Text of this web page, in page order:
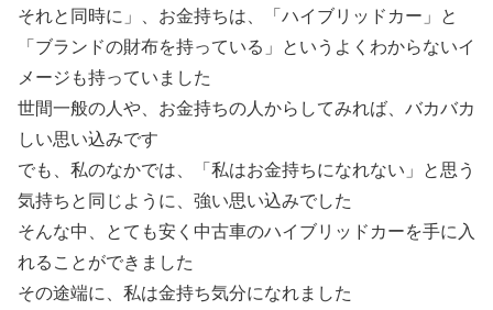
それと同時に」、お金持ちは、「ハイブリッドカー」と
「ブランドの財布を持っている」というよくわからないイ
メージも持っていました
世間一般の人や、お金持ちの人からしてみれば、バカバカ
しい思い込みです
でも、私のなかでは、「私はお金持ちになれない」と思う
気持ちと同じように、強い思い込みでした
そんな中、とても安く中古車のハイブリッドカーを手に入
れることができました
その途端に、私は金持ち気分になれました